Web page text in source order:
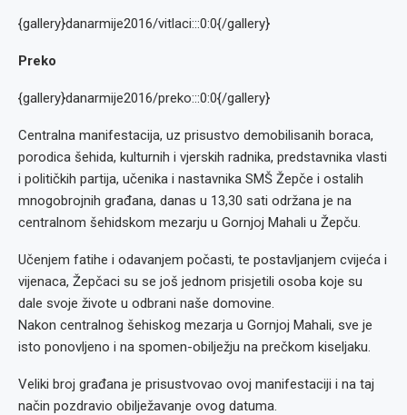
{gallery}danarmije2016/vitlaci:::0:0{/gallery}
Preko
{gallery}danarmije2016/preko:::0:0{/gallery}
Centralna manifestacija, uz prisustvo demobilisanih boraca,
porodica šehida, kulturnih i vjerskih radnika, predstavnika vlasti
i političkih partija, učenika i nastavnika SMŠ Žepče i ostalih
mnogobrojnih građana, danas u 13,30 sati održana je na
centralnom šehidskom mezarju u Gornjoj Mahali u Žepču.
Učenjem fatihe i odavanjem počasti, te postavljanjem cvijeća i
vijenaca, Žepčaci su se još jednom prisjetili osoba koje su
dale svoje živote u odbrani naše domovine.
Nakon centralnog šehiskog mezarja u Gornjoj Mahali, sve je
isto ponovljeno i na spomen-obilježju na prečkom kiseljaku.
Veliki broj građana je prisustvovao ovoj manifestaciji i na taj
način pozdravio obilježavanje ovog datuma.